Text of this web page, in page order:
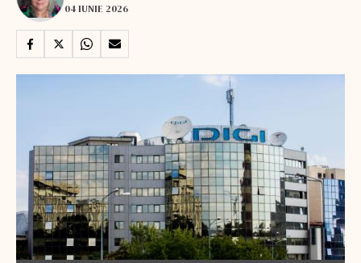
04 IUNIE 2026